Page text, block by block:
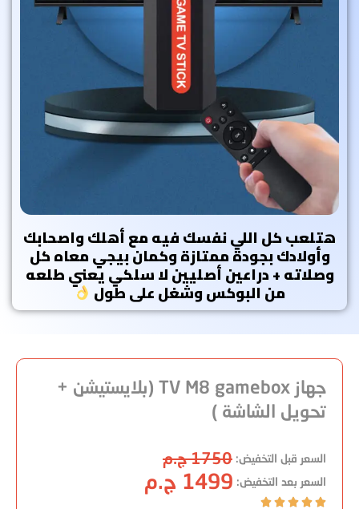
هتلعب كل اللي نفسك فيه مع أهلك واصحابك
وأولادك بجودة ممتازة وكمان بيجي معاه كل
وصلاته + دراعين أصليين لا سلكي يعني طلعه
من البوكس وشغل على طول
جهاز TV M8 gamebox (بلايستيشن +
تحويل الشاشة )
السعر قبل التخفيض: 1750 ج.م
السعر بعد التخفيض: 1499 ج.م




